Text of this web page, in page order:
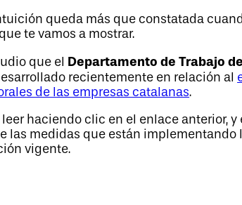
queda más que constatada
te vamos a mostrar.
que el Departamento de Trabajo
recientemente en relación al
de las empresas catalanas.
haciendo clic en el enlace anterior, y
las medidas que están implementando
vigente.